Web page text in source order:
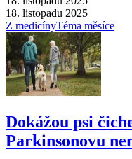
18. listopadu 2025
Z medicínyTéma měsíce
Dokážou psi
Parkinsonovu